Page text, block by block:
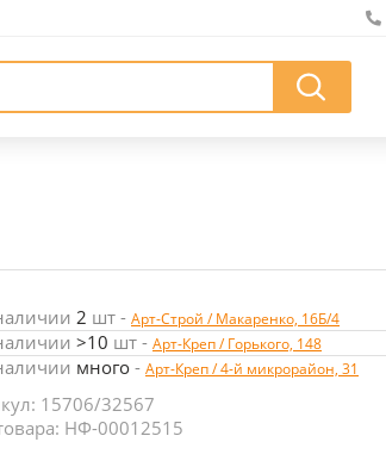
2 шт - Арт-Строй / Макаренко, 16Б/4
>10 шт - Арт-Креп / Горького, 148
много - Арт-Креп / 4-й микрорайон, 31
15706/32567
НФ-00012515